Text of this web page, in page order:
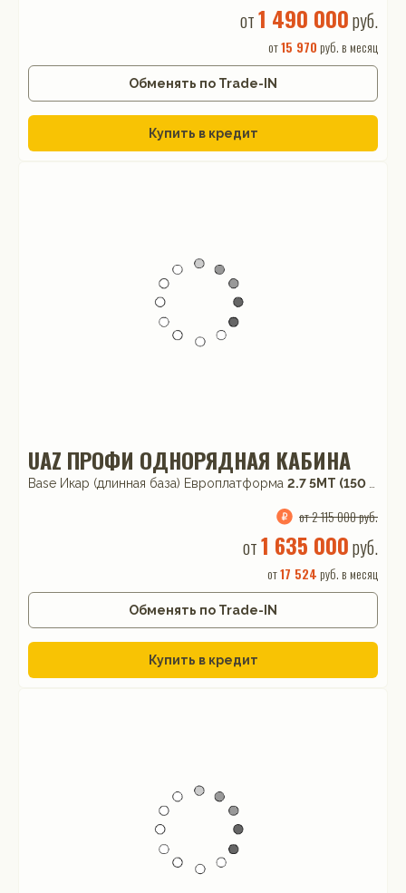
от1 490 000руб.
от15 970 руб. в месяц
Обменять по Trade-IN
Купить в кредит
UAZ ПРОФИ ОДНОРЯДНАЯ КАБИНА
Base Икар (длинная база) Европлатформа 2.7 5MT (150 л.с.) RWD
от 2 115 000 руб.
от1 635 000руб.
от17 524 руб. в месяц
Обменять по Trade-IN
Купить в кредит